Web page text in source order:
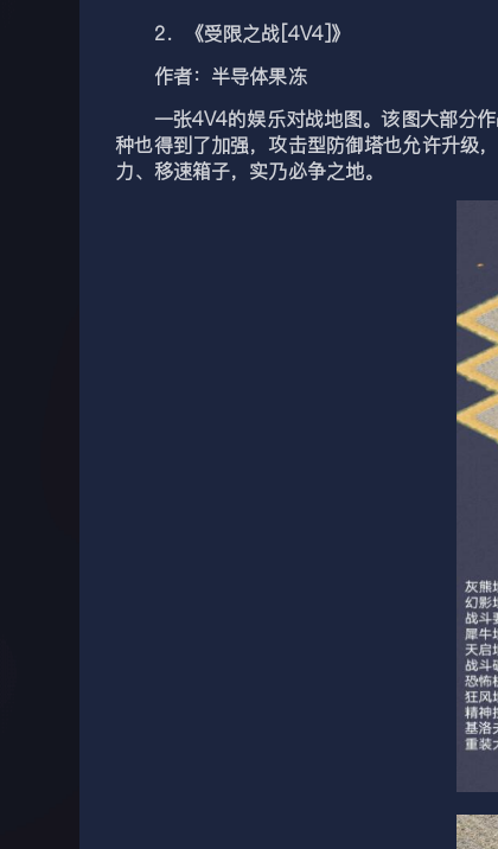
2．《受限之战[4V4]》
作者：半导体果冻
一张4V4的娱乐对战地图。该图大部分作
种也得到了加强，攻击型防御塔也允许升级
力、移速箱子，实乃必争之地。